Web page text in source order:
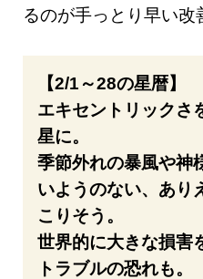
るのが手っとり早い改
【2/1～28の星暦】
エキセントリックさ
星に。
季節外れの暴風や神
いようのない、あり
こりそう。
世界的に大きな損害
トラブルの恐れも。